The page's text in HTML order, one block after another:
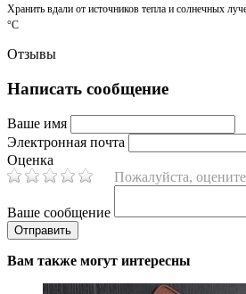
Хранить вдали от источников тепла и солнечных
°C
Отзывы
Написать сообщение
Ваше имя
Электронная почта
Оценка
Пожалуйста,
Ваше сообщение
Вам также могут интересны